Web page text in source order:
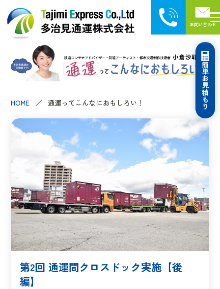
お問い合わせ
簡単お見積もり
HOME 通運ってこんなにおもしろい！
第2回 通運間クロスドック実施【後
編】